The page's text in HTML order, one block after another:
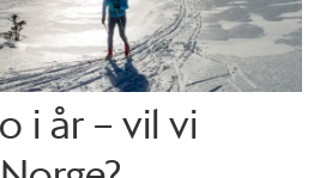
i år – vil vi